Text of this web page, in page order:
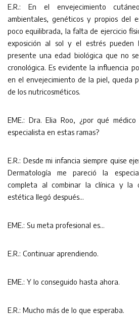
E.R.: En el envejecimiento
ambientales, genéticos y propios del
poco equilibrada, la falta de ejercicio
exposición al sol y el estrés pueden
presente una edad biológica que no
cronológica. Es evidente la influencia
en el envejecimiento de la piel, queda
de los nutricosméticos.
EME.: Dra. Elia Roo, ¿por qué
especialista en estas ramas?
E.R.: Desde mi infancia siempre quise
Dermatología me pareció la
completa al combinar la clínica y la
estética llegó después…
EME.: Su meta profesional es…
E.R.: Continuar aprendiendo.
EME.: Y lo conseguido hasta ahora.
E.R.: Mucho más de lo que esperaba.